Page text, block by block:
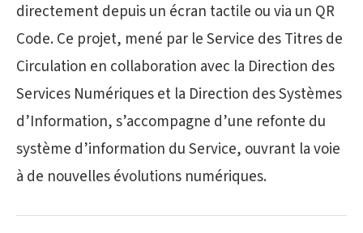
directement depuis un écran tactile ou via un QR
Code. Ce projet, mené par le Service des Titres de
Circulation en collaboration avec la Direction des
Services Numériques et la Direction des Systèmes
d’Information, s’accompagne d’une refonte du
système d’information du Service, ouvrant la voie
à de nouvelles évolutions numériques.